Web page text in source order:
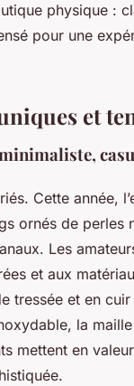
physique :
pour une
et
Cette année,
ornés de perles
Les
et aux
tressée et en cuir
la
mettent en